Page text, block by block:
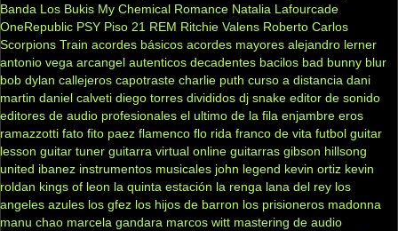
Banda Los Bukis My Chemical Romance Natalia Lafourcade
OneRepublic PSY Piso 21 REM Ritchie Valens Roberto Carlos
Scorpions Train acordes básicos acordes mayores alejandro lerner
antonio vega arcangel autenticos decadentes bacilos bad bunny blur
bob dylan callejeros capotraste charlie puth curso a distancia dani
martin daniel calveti diego torres divididos dj snake editor de sonido
editores de audio profesionales el ultimo de la fila enjambre eros
ramazzotti fato fito paez flamenco flo rida franco de vita futbol guitar
lesson guitar tuner guitarra virtual online guitarras gibson hillsong
united ibanez instrumentos musicales john legend kevin ortiz kevin
roldan kings of leon la quinta estación la renga lana del rey los
angeles azules los gfez los hijos de barron los prisioneros madonna
manu chao marcela gandara marcos witt mastering de audio